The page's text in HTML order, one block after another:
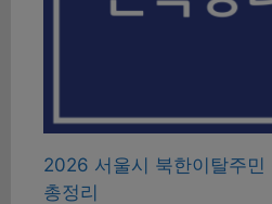
2026 서울시 북한이탈주민
총정리